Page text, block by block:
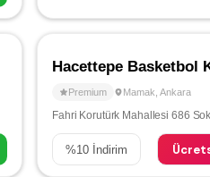
Hacettepe Basketbol
Premium Mamak Ankara
Fahri Korutürk Mahallesi 686
%10 İndirim